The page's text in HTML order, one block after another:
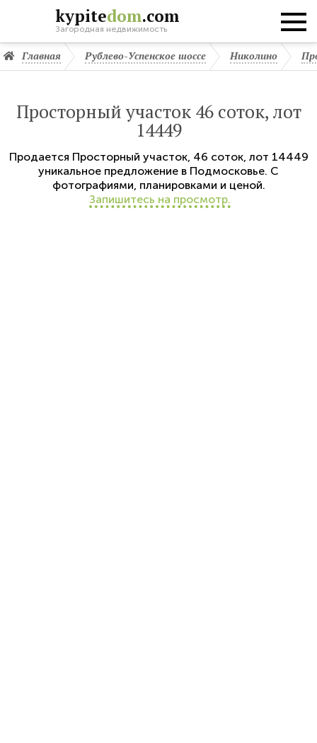
kypitedom.com
Загородная недвижимость
Главная Рублево-Успенское шоссе Николино
Просторный участок 46 соток, лот
14449
Продается Просторный участок, 46 соток, лот 14449
уникальное предложение в Подмосковье. С
фотографиями, планировками и ценой.
Запишитесь на просмотр.